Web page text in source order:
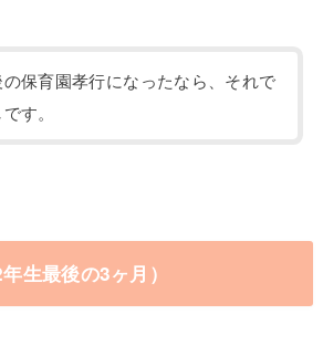
保育園孝行になったなら、それで
す。
生最後の3ヶ月）